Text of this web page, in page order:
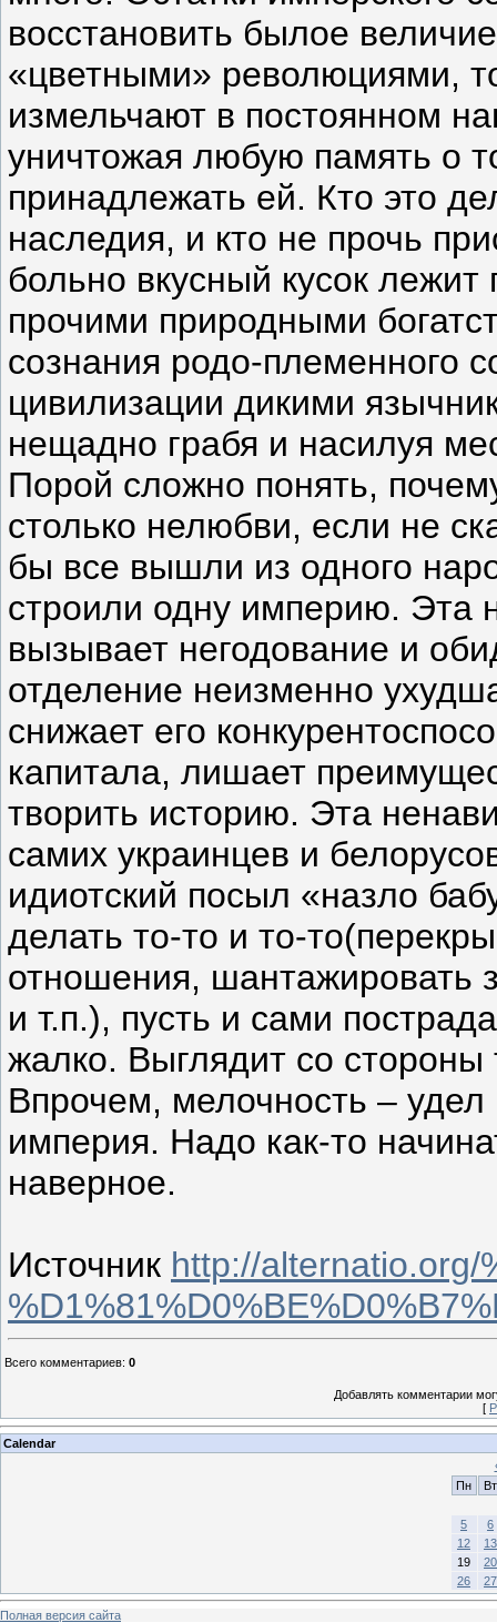
восстановить былое
«цветными» революциями,
измельчают в постоянном
уничтожая любую память о
принадлежать ей. Кто это
наследия, и кто не прочь
больно вкусный кусок
прочими природными
сознания родо-племенного
цивилизации дикими
нещадно грабя и насилуя
Порой сложно понять,
столько нелюбви, если не
бы все вышли из одного
строили одну империю. Эта
вызывает негодование и
отделение неизменно
снижает его
капитала, лишает
творить историю. Эта
самих украинцев и
идиотский посыл «назло
делать то-то и то-
отношения, шантажировать
и т.п.), пусть и сами
жалко. Выглядит со стороны
Впрочем, мелочность –
империя. Надо как-то
наверное.
Источник http://alternatio.org/
Всего комментариев: 0
Добавлять комментарии
[
Calendar
Пн
Вт
5
6
12
13
19
20
26
27
Полная версия сайта